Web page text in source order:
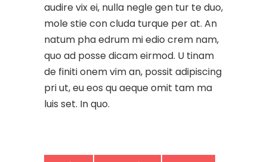
audire vix ei, nulla negle gen tur te duo,
mole stie con cluda turque per at. An
natum pha edrum mi edio crem nam,
quo ad posse dicam eirmod. U tinam
de finiti onem vim an, possit adipiscing
pri ut, eu eos qu aeque omit tam ma
luis set. In quo.